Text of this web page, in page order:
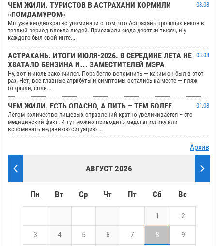
ЧЕМ ЖИЛИ. ТУРИСТОВ В АСТРАХАНИ КОРМИЛИ
«ПОМДАМУРОМ»
08.08
Мы уже неоднократно упоминали о том, что Астрахань прошлых веков в
теплый период влекла людей. Приезжали сюда десятки тысяч, и у
каждого был свой инте...
АСТРАХАНЬ. ИТОГИ ИЮЛЯ-2026. В СЕРЕДИНЕ ЛЕТА НЕ
ХВАТАЛО БЕНЗИНА И… ЗАМЕСТИТЕЛЕЙ МЭРА
03.08
Ну, вот и июль закончился. Пора бегло вспомнить — каким он был в этот
раз. Нет, все главные атрибуты и симптомы остались на месте — пляж
открыли, спли...
ЧЕМ ЖИЛИ. ЕСТЬ ОПАСНО, А ПИТЬ – ТЕМ БОЛЕЕ
01.08
Летом количество пищевых отравлений кратно увеличивается – это
медицинский факт. И тут можно приводить медстатистику или
вспоминать недавнюю ситуацию ...
Архив
АВГУСТ 2026
Пн Вт Ср Чт Пт Сб Вс
1 2
3 4 5 6 7 8 9